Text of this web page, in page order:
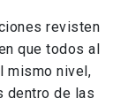
revisten
que todos al
mismo nivel,
dentro de las